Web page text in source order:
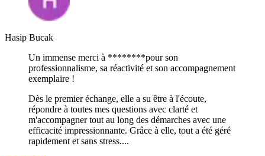
Hasip Bucak
Un immense merci à ********pour son
professionnalisme, sa réactivité et son accompagnement
exemplaire !
Dès le premier échange, elle a su être à l'écoute,
répondre à toutes mes questions avec clarté et
m'accompagner tout au long des démarches avec une
efficacité impressionnante. Grâce à elle, tout a été géré
rapidement et sans stress....